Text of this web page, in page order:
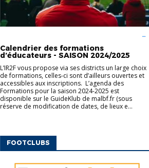
Calendrier des formations
d’éducateurs - SAISON 2024/2025
L’IR2F vous propose via ses districts un large choix
de formations, celles-ci sont d’ailleurs ouvertes et
accessibles aux inscriptions. L’agenda des
Formations pour la saison 2024-2025 est
disponible sur le GuideKlub de malbf.fr (sous
réserve de modification de dates, de lieux e...
FOOTCLUBS